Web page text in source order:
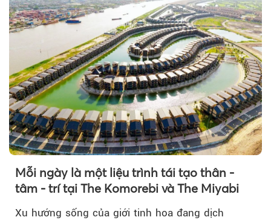
Mỗi ngày là một liệu trình tái tạo thân -
tâm - trí tại The Komorebi và The Miyabi
Xu hướng sống của giới tinh hoa đang dịch